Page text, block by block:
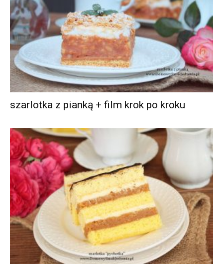
szarlotka z pianką + film krok po kroku